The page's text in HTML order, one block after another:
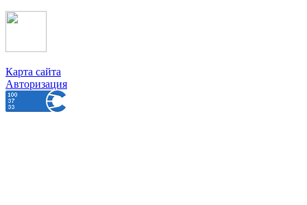
Карта сайта
Авторизация